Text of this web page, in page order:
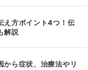
え方ポイント4つ！伝
解説
から症状、治療法やリ